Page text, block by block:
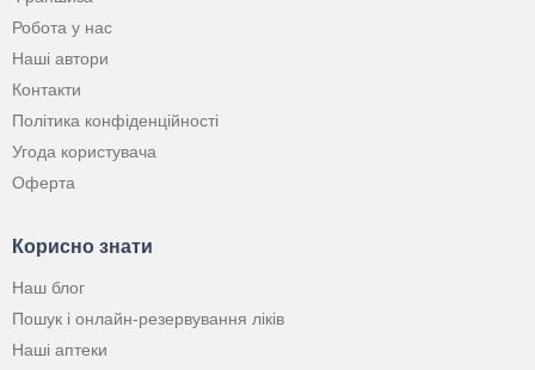
Робота у нас
Наші автори
Контакти
Політика конфіденційності
Угода користувача
Оферта
Корисно знати
Наш блог
Пошук і онлайн-резервування ліків
Наші аптеки